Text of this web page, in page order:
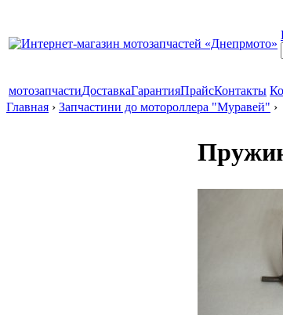
мотозапчастиДоставкаГарантияПрайсКонтакты
Главная › Запчастини до мотороллера "Муравей" ›